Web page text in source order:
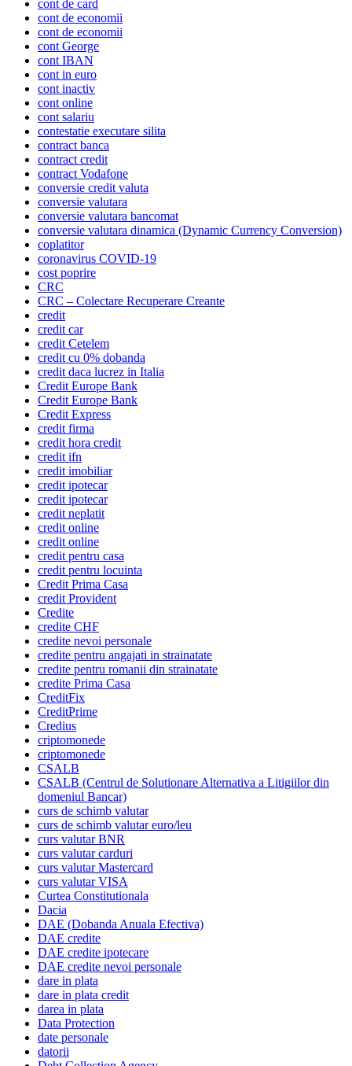
cont de card
cont de economii
cont de economii
cont George
cont IBAN
cont in euro
cont inactiv
cont online
cont salariu
contestatie executare silita
contract banca
contract credit
contract Vodafone
conversie credit valuta
conversie valutara
conversie valutara bancomat
conversie valutara dinamica (Dynamic Currency Conversion)
coplatitor
coronavirus COVID-19
cost poprire
CRC
CRC – Colectare Recuperare Creante
credit
credit car
credit Cetelem
credit cu 0% dobanda
credit daca lucrez in Italia
Credit Europe Bank
Credit Europe Bank
Credit Express
credit firma
credit hora credit
credit ifn
credit imobiliar
credit ipotecar
credit ipotecar
credit neplatit
credit online
credit online
credit pentru casa
credit pentru locuinta
Credit Prima Casa
credit Provident
Credite
credite CHF
credite nevoi personale
credite pentru angajati in strainatate
credite pentru romanii din strainatate
credite Prima Casa
CreditFix
CreditPrime
Credius
criptomonede
criptomonede
CSALB
CSALB (Centrul de Solutionare Alternativa a Litigiilor din
domeniul Bancar)
curs de schimb valutar
curs de schimb valutar euro/leu
curs valutar BNR
curs valutar carduri
curs valutar Mastercard
curs valutar VISA
Curtea Constitutionala
Dacia
DAE (Dobanda Anuala Efectiva)
DAE credite
DAE credite ipotecare
DAE credite nevoi personale
dare in plata
dare in plata credit
darea in plata
Data Protection
date personale
datorii